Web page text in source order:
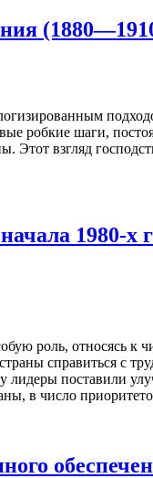
робкие шаги,
взгляд
1980-х
роль, относясь к
справиться с
поставили
в число